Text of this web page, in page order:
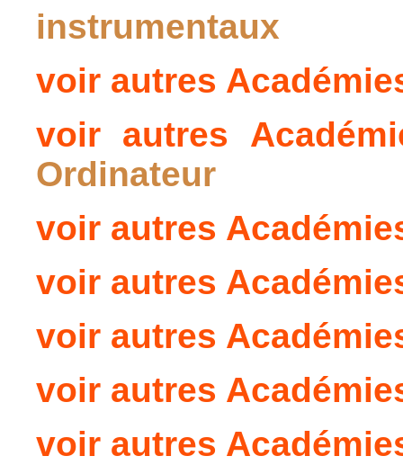
instrumentaux
voir autres
voir autres
Ordinateur
voir autres
voir autres
voir autres
voir autres
voir autres